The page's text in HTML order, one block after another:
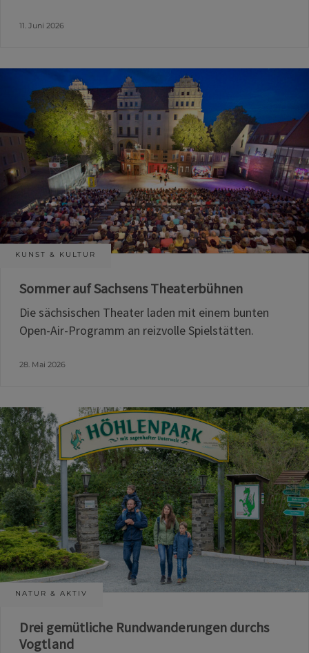
11. Juni 2026
KUNST & KULTUR
Sommer auf Sachsens Theaterbühnen
Die sächsischen Theater laden mit einem bunten
Open-Air-Programm an reizvolle Spielstätten.
28. Mai 2026
NATUR & AKTIV
Drei gemütliche Rundwanderungen durchs
Vogtland